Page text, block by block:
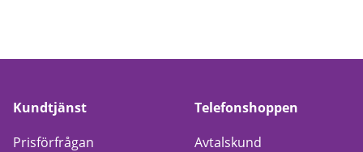
Kundtjänst
Prisförfrågan
Telefonshoppen
Avtalskund